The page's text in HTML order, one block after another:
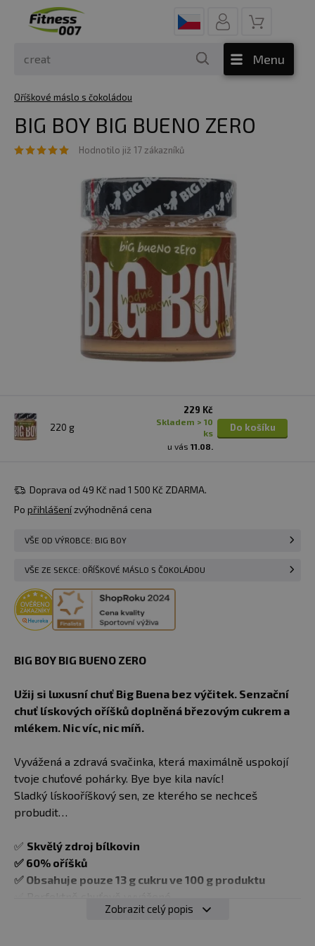
Menu
Oříškové máslo s čokoládou
BIG BOY BIG BUENO ZERO
Hodnotilo již 17 zákazníků
220 g
229 Kč
skladem > 10
ks
u vás 11.08.
Do košíku
Doprava od 49 Kč nad 1 500 Kč ZDARMA.
Po přihlášenízvýhodněná cena
VŠE OD VÝROBCE: BIG BOY
VŠE ZE SEKCE: OŘÍŠKOVÉ MÁSLO S ČOKOLÁDOU
BIG BOY BIG BUENO ZERO
Užij si luxusní chuť Big Buena bez výčitek. Senzační
chuť lískových oříšků doplněná březovým cukrem a
mlékem. Nic víc, nic míň.
Vyvážená a zdravá svačinka, která maximálně uspokojí
tvoje chuťové pohárky. Bye bye kila navíc!
Sladký lískooříškový sen, ze kterého se nechceš
probudit…
✅ Skvělý zdroj bílkovin
✅ 60% oříšků
✅ Obsahuje pouze 13 g cukru ve 100 g produktu
✅ Dokonale jemný krémZobrazit celý popis